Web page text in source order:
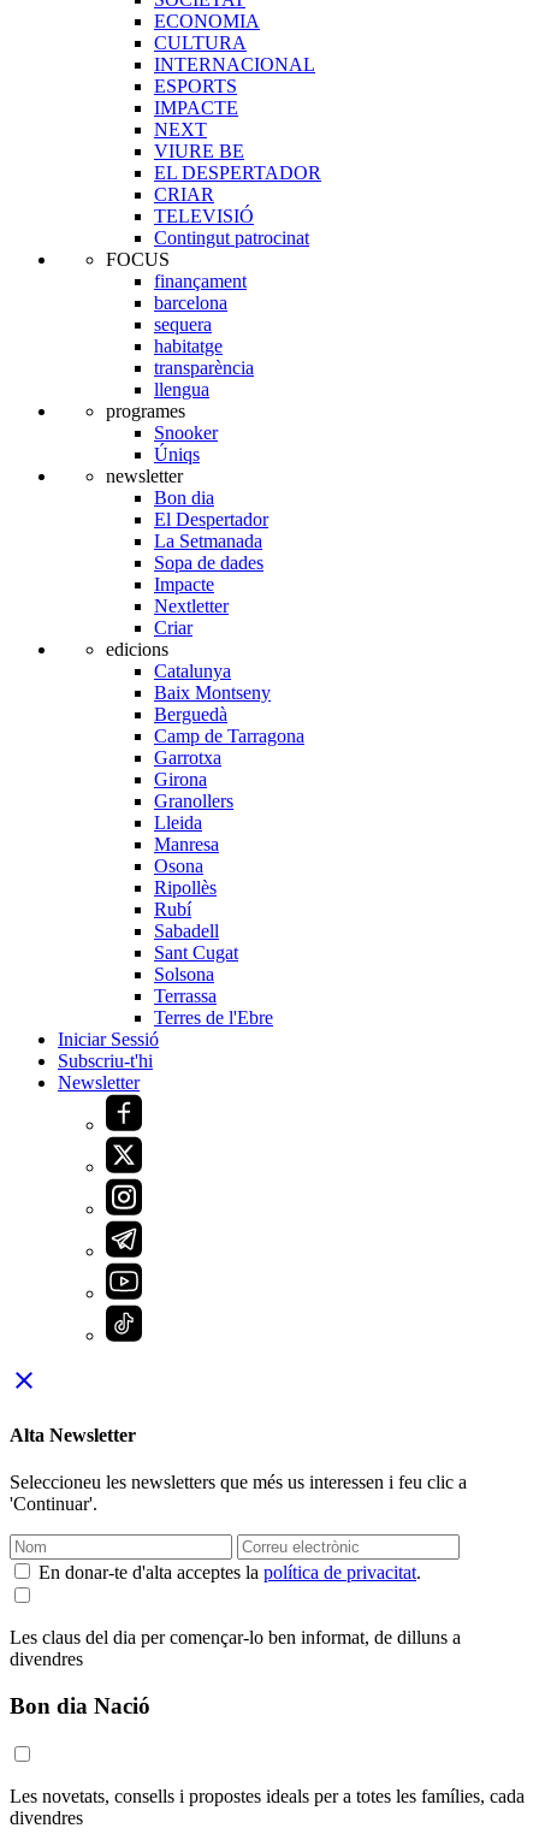
ECONOMIA
CULTURA
INTERNACIONAL
ESPORTS
IMPACTE
NEXT
VIURE BE
EL DESPERTADOR
CRIAR
TELEVISIÓ
Contingut patrocinat
FOCUS
finançament
barcelona
sequera
habitatge
transparència
llengua
programes
Snooker
Úniqs
newsletter
Bon dia
El Despertador
La Setmanada
Sopa de dades
Impacte
Nextletter
Criar
edicions
Catalunya
Baix Montseny
Berguedà
Camp de Tarragona
Garrotxa
Girona
Granollers
Lleida
Manresa
Osona
Ripollès
Rubí
Sabadell
Sant Cugat
Solsona
Terrassa
Terres de l'Ebre
Iniciar Sessió
Subscriu-t'hi
Newsletter
close
Alta Newsletter
Seleccioneu les newsletters que més us interessen i feu clic a
'Continuar'.
En donar-te d'alta acceptes la política de privacitat.
Les claus del dia per començar-lo ben informat, de dilluns a
divendres
Bon dia Nació
Les novetats, consells i propostes ideals per a totes les famílies, cada
divendres